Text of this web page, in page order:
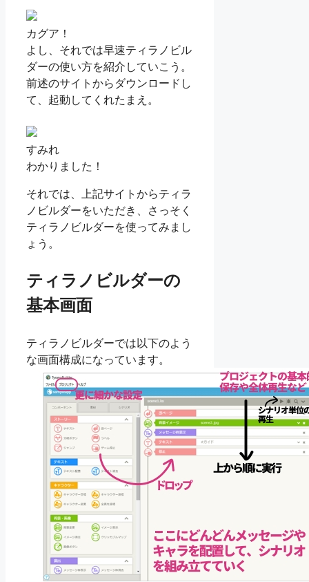
カグア！
よし、それでは早速ティラノビル
ダーの使い方を紹介していこう。
前述のサイトからダウンロードし
て、起動してくれたまえ。
すみれ
わかりました！
それでは、上記サイトからティラ
ノビルダーをいただき、さっそく
ティラノビルダーを使ってみまし
ょう。
ティラノビルダーの
基本画面
ティラノビルダーでは以下のよう
な画面構成になっています。